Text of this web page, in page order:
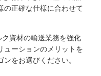
の正確な仕様に合わせて
資材の輸送業務を強化
ューションのメリットを
をお選びください。